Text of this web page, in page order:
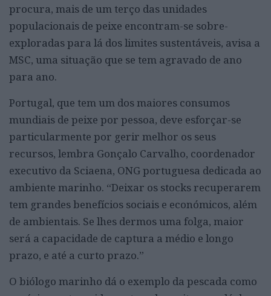
procura, mais de um terço das unidades
populacionais de peixe encontram-se sobre-
exploradas para lá dos limites sustentáveis, avisa a
MSC, uma situação que se tem agravado de ano
para ano.
Portugal, que tem um dos maiores consumos
mundiais de peixe por pessoa, deve esforçar-se
particularmente por gerir melhor os seus
recursos, lembra Gonçalo Carvalho, coordenador
executivo da Sciaena, ONG portuguesa dedicada ao
ambiente marinho. “Deixar os stocks recuperarem
tem grandes benefícios sociais e económicos, além
de ambientais. Se lhes dermos uma folga, maior
será a capacidade de captura a médio e longo
prazo, e até a curto prazo.”
O biólogo marinho dá o exemplo da pescada como